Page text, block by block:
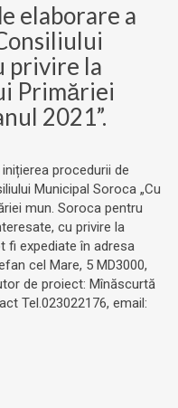
elaborare a
privire la
Primăriei
2021”.
procedurii de
Municipal Soroca „Cu
mun. Soroca pentru
cu privire la
fi expediate în adresa
cel Mare, 5 MD3000,
de proiect: Mînăscurtă
Tel.023022176, email: